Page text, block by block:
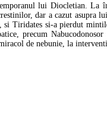
lui Diocletian. La
dar a cazut asupra lui
si Tiridates si-a pierdut
precum
de nebunie, la